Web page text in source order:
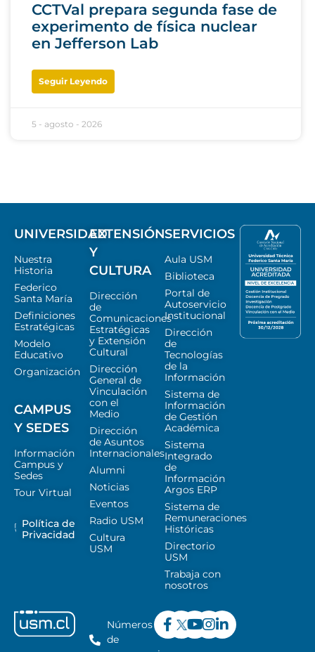
CCTVal prepara segunda fase de
experimento de física nuclear
en Jefferson Lab
Seguir Leyendo
5 - agosto - 2026
UNIVERSIDAD
Nuestra
Historia
Federico
Santa María
Definiciones
Estratégicas
Modelo
Educativo
Organización
CAMPUS
Y SEDES
Información
Campus y
Sedes
Tour Virtual
Política de
Privacidad
EXTENSIÓN
Y
CULTURA
Dirección
de
Comunicaciones
Estratégicas
y Extensión
Cultural
Dirección
General de
Vinculación
con el
Medio
Dirección
de Asuntos
Internacionales
Alumni
Noticias
Eventos
Radio USM
Cultura
USM
SERVICIOS
Aula USM
Biblioteca
Portal de
Autoservicio
Institucional
Dirección
de
Tecnologías
de la
Información
Sistema de
Información
de Gestión
Académica
Sistema
Integrado
de
Información
Argos ERP
Sistema de
Remuneraciones
Históricas
Directorio
USM
Trabaja con
nosotros
Números
de